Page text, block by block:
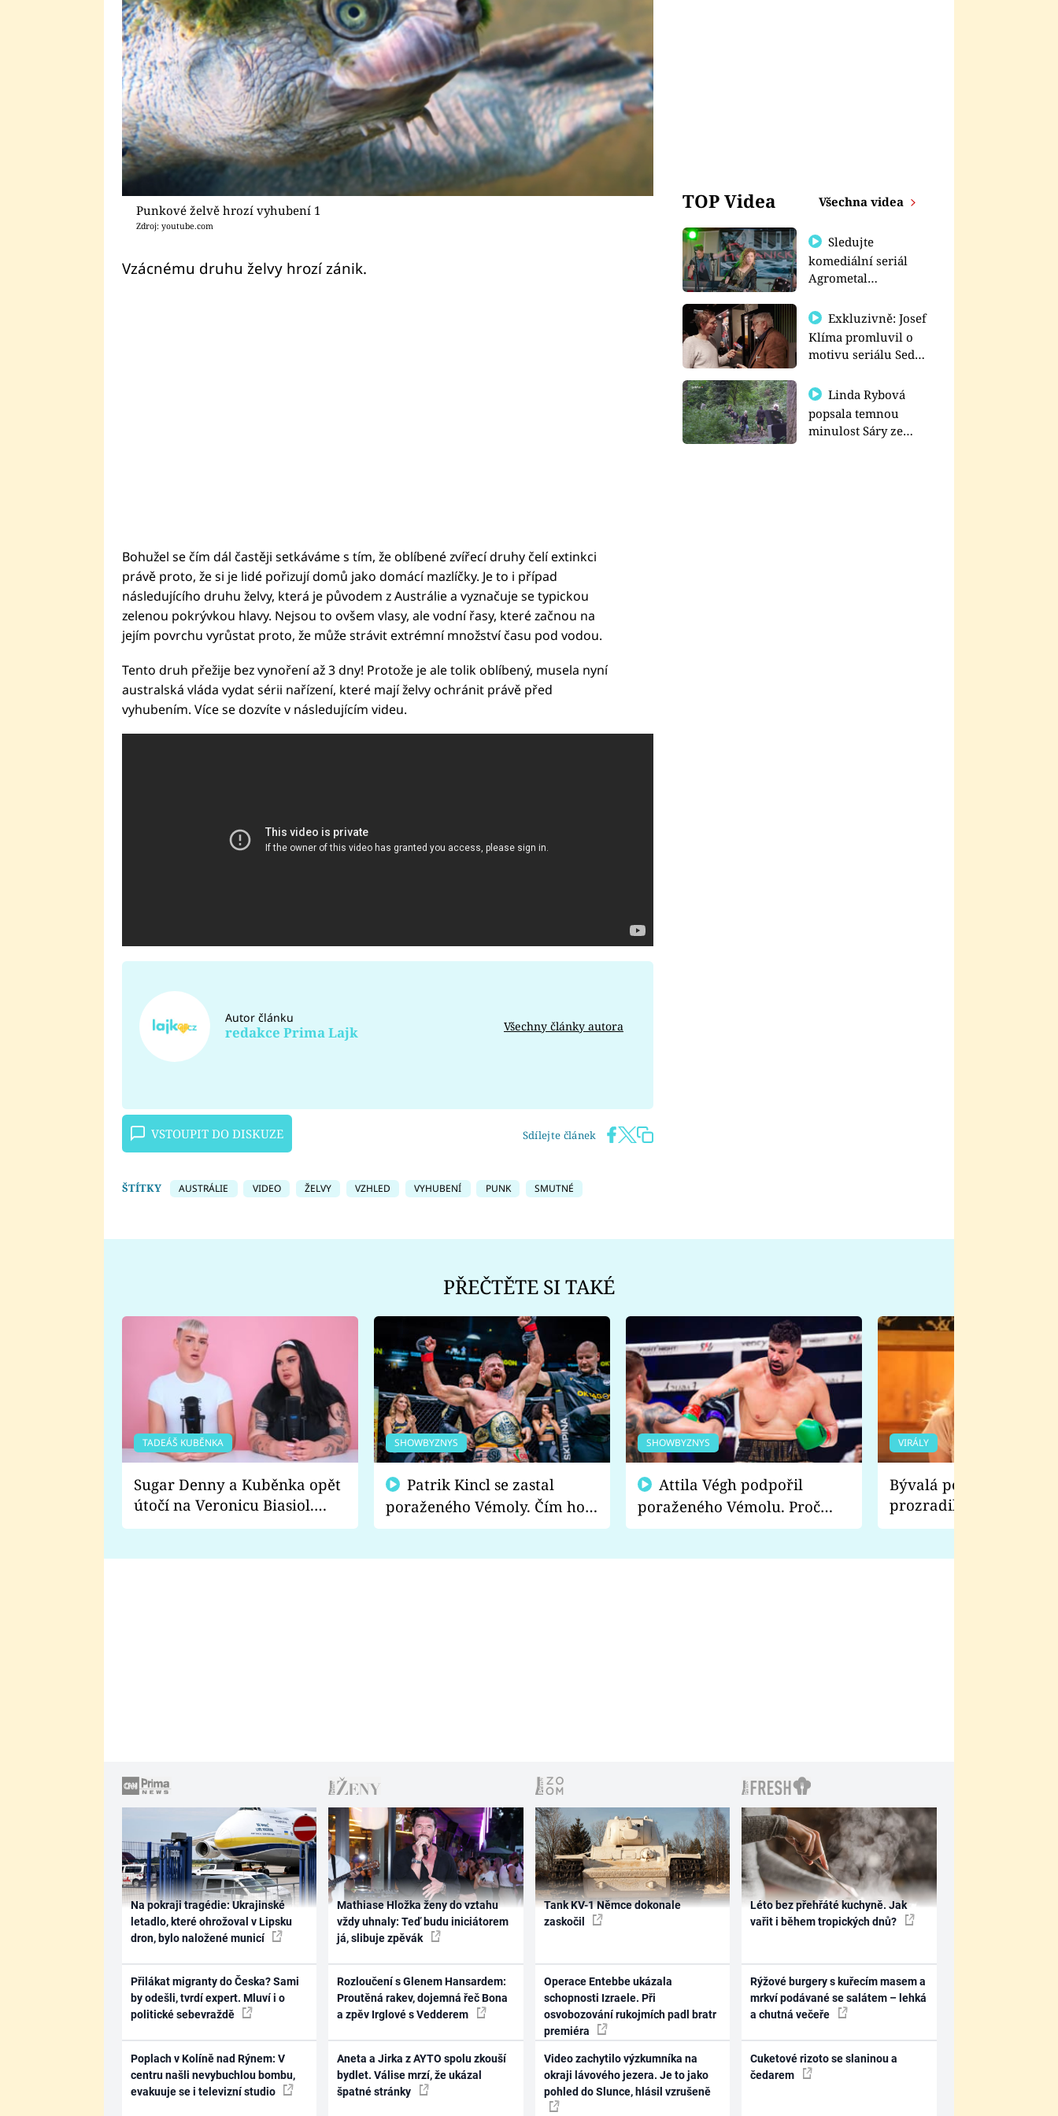
Punkové želvě hrozí vyhubení 1
Zdroj: youtube.com
Vzácnému druhu želvy hrozí zánik.
Bohužel se čím dál častěji setkáváme s tím, že oblíbené zvířecí druhy čelí extinkci
právě proto, že si je lidé pořizují domů jako domácí mazlíčky. Je to i případ
následujícího druhu želvy, která je původem z Austrálie a vyznačuje se typickou
zelenou pokrývkou hlavy. Nejsou to ovšem vlasy, ale vodní řasy, které začnou na
jejím povrchu vyrůstat proto, že může strávit extrémní množství času pod vodou.
Tento druh přežije bez vynoření až 3 dny! Protože je ale tolik oblíbený, musela nyní
australská vláda vydat sérii nařízení, které mají želvy ochránit právě před
vyhubením. Více se dozvíte v následujícím videu.
Autor článku
redakce Prima Lajk Všechny články autora
VSTOUPIT DO DISKUZE Sdílejte článek
ŠTÍTKY AUSTRÁLIE VIDEO ŽELVY VZHLED VYHUBENÍ PUNK SMUTNÉ
TOP Videa Všechna videa
Sledujte
komediální seriál
Agrometal
prima+
Exkluzivně: Josef
Klíma promluvil o
motivu seriálu Sedm
Linda Rybová
popsala temnou
minulost Sáry ze
PŘEČTĚTE SI TAKÉ
TADEÁŠ KUBĚNKA
Sugar Denny a Kuběnka opět
útočí na Veronicu Biasiol.
Proč je podle nich falešná a
SHOWBYZNYS
poraženého Vémoly. Čím ho
fanoušci naštvali?
SHOWBYZNYS
poraženého Vémolu. Proč
chce raději zápasit s ním než
VIRÁLY
Bývalá pornoherečka
prozradila, co ji
natáčení Euforie.
Na pokraji tragédie: Ukrajinské
letadlo, které ohrožoval v Lipsku
dron, bylo naložené municí
Přilákat migranty do Česka? Sami
by odešli, tvrdí expert. Mluví i o
politické sebevraždě
Poplach v Kolíně nad Rýnem: V
centru našli nevybuchlou bombu,
evakuuje se i televizní studio
Mathiase Hložka ženy do vztahu
vždy uhnaly: Teď budu iniciátorem
já, slibuje zpěvák
Rozloučení s Glenem Hansardem:
Proutěná rakev, dojemná řeč Bona
a zpěv Irglové s Vedderem
Aneta a Jirka z AYTO spolu zkouší
bydlet. Válise mrzí, že ukázal
špatné stránky
Tank KV-1 Němce dokonale
zaskočil
Operace Entebbe ukázala
schopnosti Izraele. Při
osvobozování rukojmích padl bratr
premiéra
Video zachytilo výzkumníka na
okraji lávového jezera. Je to jako
pohled do Slunce, hlásil vzrušeně
Léto bez přehřáté kuchyně. Jak
vařit i během tropických dnů?
Rýžové burgery s kuřecím masem a
mrkví podávané se salátem – lehká
a chutná večeře
Cuketové rizoto se slaninou a
čedarem